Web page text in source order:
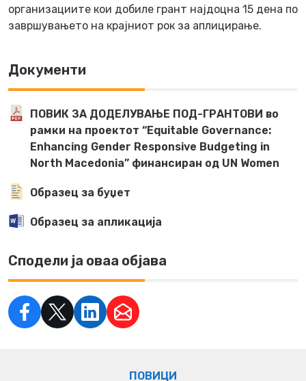
организациите кои добиле грант најдоцна 15 дена по
завршувањето на крајниот рок за аплицирање.
Документи
ПОВИК ЗА ДОДЕЛУВАЊЕ ПОД-ГРАНТОВИ во
рамки на проектот “Equitable Governance:
Enhancing Gender Responsive Budgeting in
North Macedonia” финансиран од UN Women
Образец за буџет
Образец за апликација
Сподели ја оваа објава
ПОВИЦИ